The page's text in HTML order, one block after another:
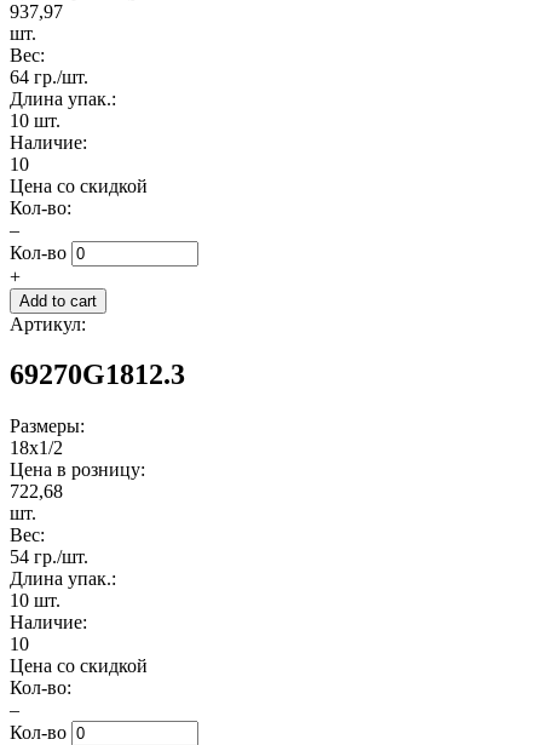
937,97
шт.
Вес:
64 гр./шт.
Длина упак.:
10 шт.
Наличие:
10
Цена со скидкой
Кол-во:
–
Кол-во
+
Артикул:
69270G1812.3
Размеры:
18x1/2
Цена в розницу:
722,68
шт.
Вес:
54 гр./шт.
Длина упак.:
10 шт.
Наличие:
10
Цена со скидкой
Кол-во:
–
Кол-во